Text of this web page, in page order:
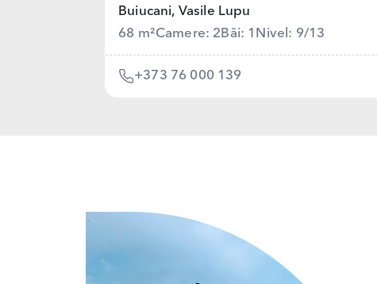
Buiucani, Vasile Lupu
68 m²Camere: 2 Băi: 1 Nivel: 9/13
+373 76 000 139